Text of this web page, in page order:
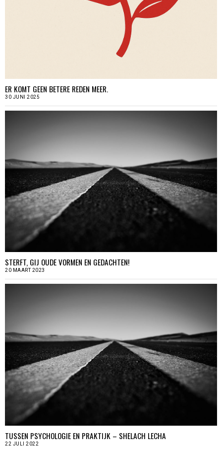
ER KOMT GEEN BETERE REDEN MEER.
30 JUNI 2025
STERFT, GIJ OUDE VORMEN EN GEDACHTEN!
20 MAART 2023
TUSSEN PSYCHOLOGIE EN PRAKTIJK – SHELACH LECHA
22 JULI 2022